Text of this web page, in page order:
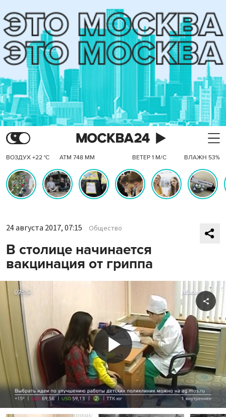
ВОЗДУХ +22 °C АТМ 748 ММ ВЕТЕР 1 М/С ВЛАЖН 53%
24 августа 2017, 07:15 Общество
В столице начинается
вакцинация от гриппа
Play
Video